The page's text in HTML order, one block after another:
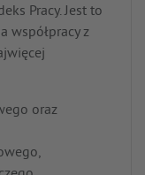
Pracy. Jest to
współpracy z
oraz